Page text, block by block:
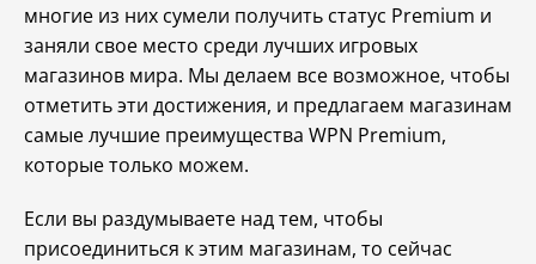
многие из них сумели получить статус Premium и
заняли свое место среди лучших игровых
магазинов мира. Мы делаем все возможное, чтобы
отметить эти достижения, и предлагаем магазинам
самые лучшие преимущества WPN Premium,
которые только можем.
Если вы раздумываете над тем, чтобы
присоединиться к этим магазинам, то сейчас